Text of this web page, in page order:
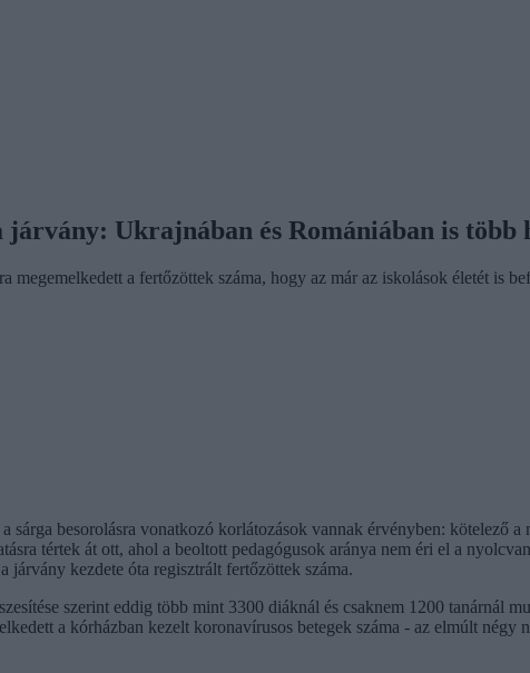
járvány: Ukrajnában és Romániában is
megemelkedett a fertőzöttek száma, hogy az már az iskolások életét is
sárga besorolásra vonatkozó korlátozások vannak érvényben: kötelező
tértek át ott, ahol a beoltott pedagógusok aránya nem éri el a
járvány kezdete óta regisztrált fertőzöttek száma.
szerint eddig több mint 3300 diáknál és csaknem 1200 tanárnál
a kórházban kezelt koronavírusos betegek száma - az elmúlt